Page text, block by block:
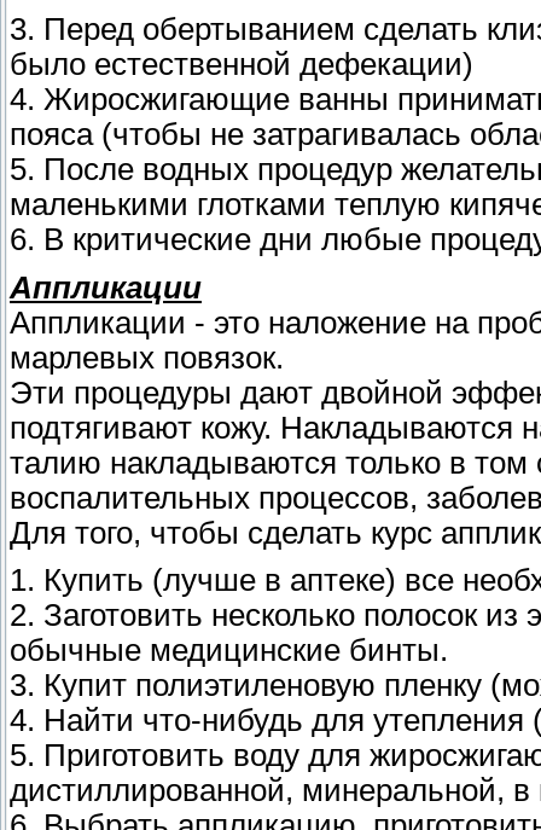
3. Перед обертыванием сделать
было естественной дефекации)
4. Жиросжигающие ванны
пояса (чтобы не затрагивалась
5. После водных процедур
маленькими глотками теплую
6. В критические дни любые
Аппликации
Аппликации - это наложение на
марлевых повязок.
Эти процедуры дают двойной
подтягивают кожу. Накладываются
талию накладываются только в том
воспалительных процессов,
Для того, чтобы сделать курс
1. Купить (лучше в аптеке) все
2. Заготовить несколько полосок
обычные медицинские бинты.
3. Купит полиэтиленовую пленку
4. Найти что-нибудь для
5. Приготовить воду для
дистиллированной, минеральной, в